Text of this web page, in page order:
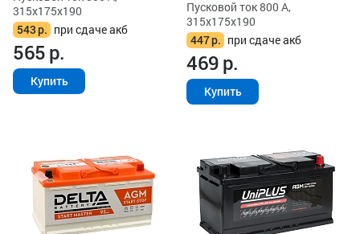
315x175x190
543р. при сдаче акб
565р.
Купить
Пусковой ток 800 А,
315x175x190
447р. при сдаче акб
469р.
Купить